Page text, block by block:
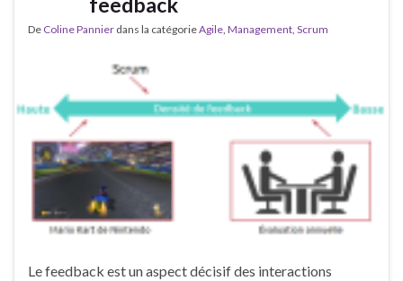
De Coline Pannier dans la catégorieAgile, Management, Scrum
Le feedback est un aspect décisif des interactions